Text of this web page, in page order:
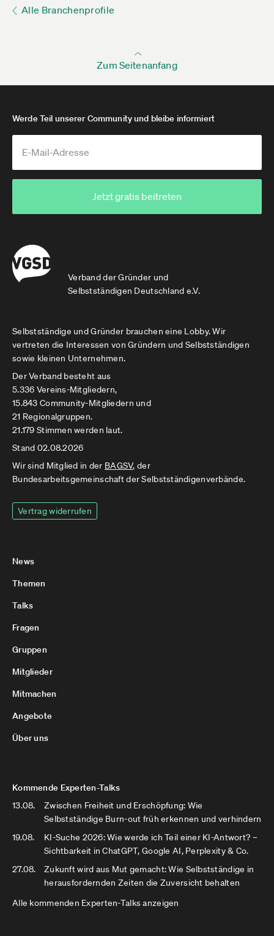
Alle Branchenprofile
Zum Seitenanfang
Verband der Gründer und
Selbstständigen Deutschland e.V.
Werde Teil unserer Community und bleibe informiert
Jetzt gratis beitreten
Selbstständige und Gründer brauchen eine Lobby. Wir
vertreten die Interessen von Gründern und Selbstständigen
sowie kleinen Unternehmen.
Der Verband besteht aus
5.336 Vereins-Mitgliedern,
15.843 Community-Mitgliedern und
21 Regionalgruppen.
21.179 Stimmen werden laut.
Stand 02.08.2026
Wir sind Mitglied in der BAGSV, der
Bundesarbeitsgemeinschaft der Selbstständigenverbände.
Vertrag widerrufen
News
Themen
Talks
Fragen
Gruppen
Mitglieder
Mitmachen
Angebote
Über uns
Kommende Experten-Talks
13.08.
Zwischen Freiheit und Erschöpfung: Wie
Selbstständige Burn-out früh erkennen und verhindern
19.08.
KI-Suche 2026: Wie werde ich Teil einer KI-Antwort? –
Sichtbarkeit in ChatGPT, Google AI, Perplexity & Co.
27.08.
Zukunft wird aus Mut gemacht: Wie Selbstständige in
herausfordernden Zeiten die Zuversicht behalten
Alle kommenden Experten-Talks anzeigen